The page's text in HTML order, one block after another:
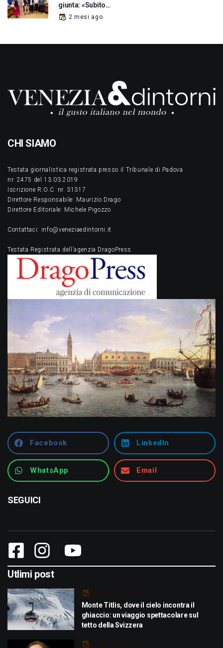
giunta: «Subito…
2 mesi ago
CHI SIAMO
Testata giornalistica registrata presso il Tribunale di Padova
nr. 2475 del 13.03.2019
Iscrizione R.O.C. nr. 31317
Direttore Responsabile: Maurizio Drago
Direttore Editoriale: Michele Pigozzo
Contattaci: info@veneziaedintorni.it
Testata Registrata dell’agenzia DragoPress
Facebook LinkedIn
WhatsApp Email
SEGUICI
Utlimi post
Luglio 29, 2026
Monte Titlis, dove il cielo incontra il
ghiaccio: un viaggio spettacolare sul
tetto della Svizzera
Luglio 21, 2026